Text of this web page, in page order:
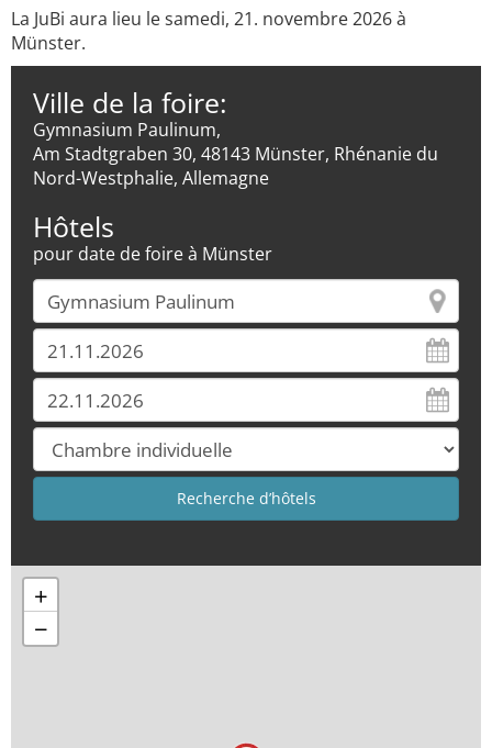
La JuBi aura lieu le samedi, 21. novembre 2026 à
Münster.
Ville de la foire:
Gymnasium Paulinum,
Am Stadtgraben 30, 48143 Münster, Rhénanie du
Nord-Westphalie, Allemagne
Hôtels
pour date de foire à Münster
+
−